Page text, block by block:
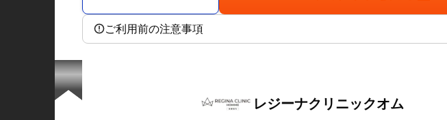
ご利用前の注意事項
レジーナクリニックオム